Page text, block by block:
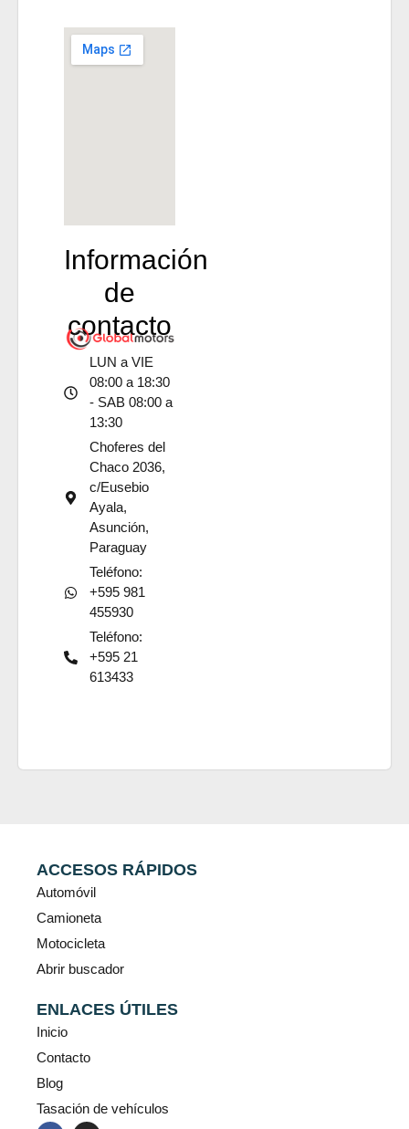
Información
de
contacto
LUN a VIE
08:00 a 18:30
- SAB 08:00 a
13:30
Choferes del
Chaco 2036,
c/Eusebio
Ayala,
Asunción,
Paraguay
Teléfono:
+595 981
455930
Teléfono:
+595 21
613433
ACCESOS RÁPIDOS
Automóvil
Camioneta
Motocicleta
Abrir buscador
ENLACES ÚTILES
Inicio
Contacto
Blog
Tasación de vehículos